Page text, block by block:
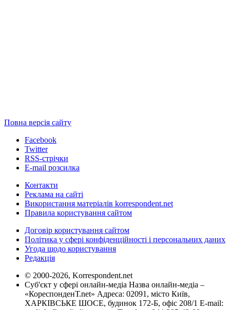
Повна версія сайту
Facebook
Twitter
RSS-стрічки
E-mail розсилка
Контакти
Реклама на сайті
Використання матеріалів korrespondent.net
Правила користування сайтом
Договір користування сайтом
Політика у сфері конфіденційності і персональних даних
Угода щодо користування
Редакція
© 2000-2026, Korrespondent.net
Суб'єкт у сфері онлайн-медіа Назва онлайн-медіа –
«КореспонденТ.net» Адреса: 02091, місто Київ,
ХАРКІВСЬКЕ ШОСЕ, будинок 172-Б, офіс 208/1 E-mail: